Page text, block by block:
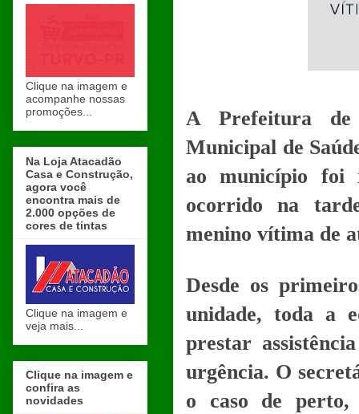
A Prefeitura de
Municipal de
ao município foi
ocorrido na
menino vítima de
Desde os
unidade, toda a
prestar
urgência. O
o caso de perto,
Clique na imagem e
acompanhe nossas
promoções...
Na Loja Atacadão
Casa e Construção,
agora você
encontra mais de
2.000 opções de
cores de tintas
Clique na imagem e
veja mais...
Clique na imagem e
confira as
novidades